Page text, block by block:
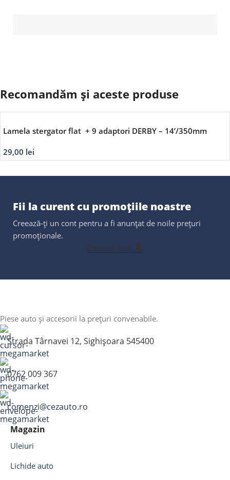
Recomandăm și aceste produse
Lamela stergator flat + 9 adaptori DERBY – 14’/350mm
29,00 lei
Fii la curent cu promoțiile noastre
Creează-ți un cont pentru a fi anunțat de noile prețuri
promoționale.
Creează cont
Piese auto și accesorii la prețuri convenabile.
Strada Târnavei 12, Sighișoara 545400
0762 009 367
comenzi@cezauto.ro
Magazin
Uleiuri
Lichide auto